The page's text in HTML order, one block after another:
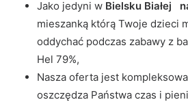
Jako jedyni w Bielsku Białej
mieszanką którą Twoje dzieci
oddychać podczas zabawy z
Hel 79%,
Nasza oferta jest
oszczędza Państwa czas i